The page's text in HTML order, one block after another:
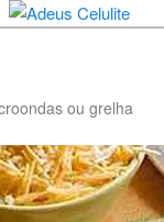
ou grelha